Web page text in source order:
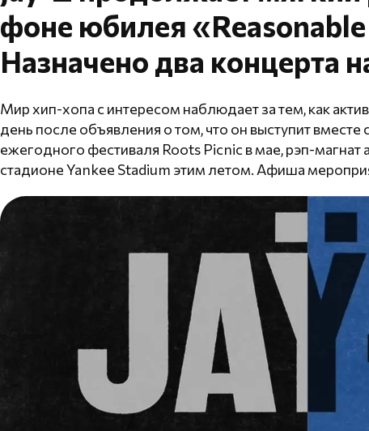
фоне юбилея
Назначено два концерта
Мир хип-хопа с интересом наблюдает за тем, как
день после объявления о том, что он выступит вместе
ежегодного фестиваля Roots Picnic в мае, рэп-магнат
стадионе Yankee Stadium этим летом. Афиша